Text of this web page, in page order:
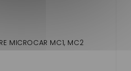
MICROCAR MC1, MC2